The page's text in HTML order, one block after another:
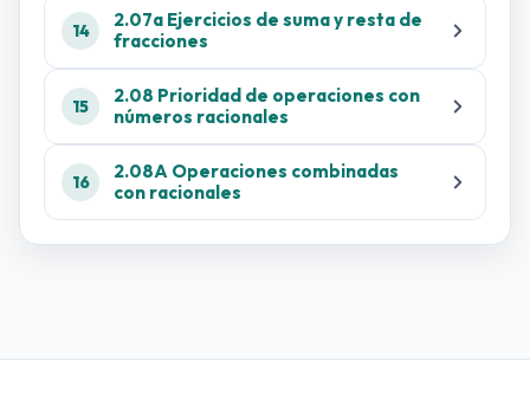
14
2.07a Ejercicios de suma y resta de
fracciones
15
2.08 Prioridad de operaciones con
números racionales
16
2.08A Operaciones combinadas
con racionales